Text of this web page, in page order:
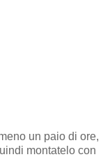
un paio di ore,
montatelo con